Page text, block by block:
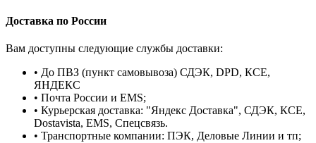
Доставка по России
Вам доступны следующие службы доставки:
• До ПВЗ (пункт самовывоза) СДЭК, DPD, КСЕ,
ЯНДЕКС
• Почта России и EMS;
• Курьерская доставка: "Яндекс Доставка", СДЭК, КСЕ,
Dostavista, EMS, Спецсвязь.
• Транспортные компании: ПЭК, Деловые Линии и тп;